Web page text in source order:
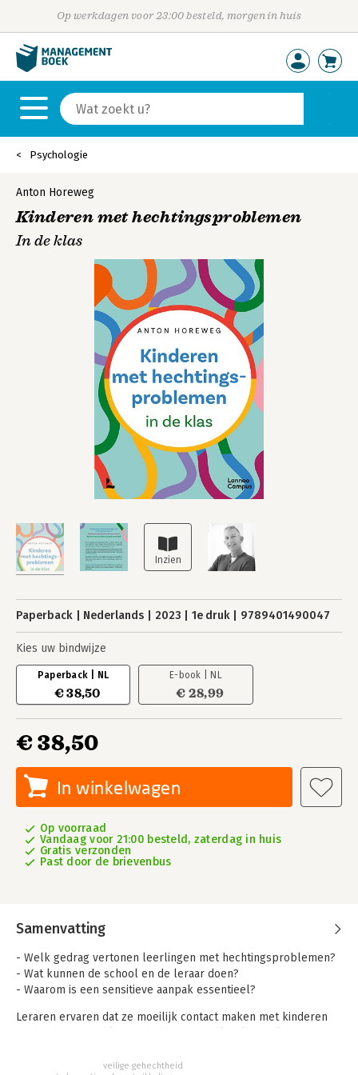
Op werkdagen voor 23:00 besteld, morgen in huis
Psychologie
Anton Horeweg
Kinderen met hechtingsproblemen
In de klas
Paperback Nederlands 2023 1e druk 9789401490047
Kies uw bindwijze
Paperback | NL
€ 38,50
E-book | NL
€ 28,99
€ 38,50
In winkelwagen
Op voorraad
Vandaag voor 21:00 besteld, zaterdag in huis
Gratis verzonden
Past door de brievenbus
Samenvatting
- Welk gedrag vertonen leerlingen met hechtingsproblemen?
- Wat kunnen de school en de leraar doen?
- Waarom is een sensitieve aanpak essentieel?
Leraren ervaren dat ze moeilijk contact maken met kinderen
Straffen en belonen lijken niet te werken, deze leerlingen
veilige gehechtheid